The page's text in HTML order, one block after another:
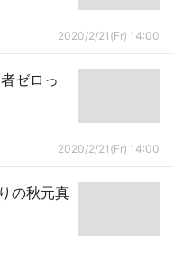
2020/2/21(Fr) 14:00
ゼロっ
2020/2/21(Fr) 14:00
の秋元真